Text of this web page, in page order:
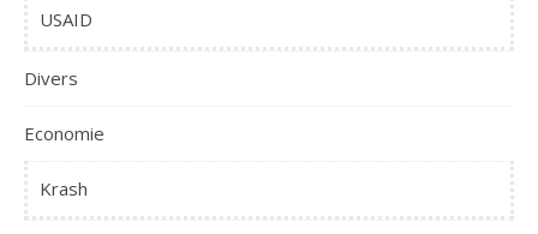
USAID
Divers
Economie
Krash